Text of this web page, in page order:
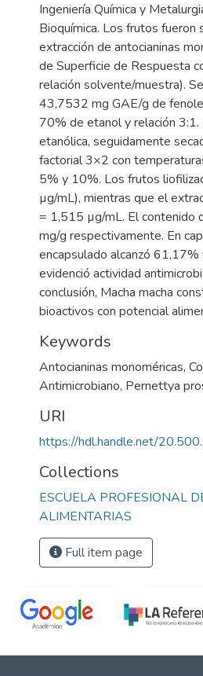
Ingeniería Química y
Bioquímica. Los frutos fueron
extracción de antocianinas
de Superficie de Respuesta
relación solvente/muestra).
43,7532 mg GAE/g de
70% de etanol y relación
etanólica, seguidamente
factorial 3×2 con
5% y 10%. Los frutos
µg/mL), mientras que el
= 1,515 µg/mL. El contenido
mg/g respectivamente. En
encapsulado alcanzó
evidenció actividad
conclusión, Macha macha
bioactivos con potencial
Keywords
Antocianinas monoméricas,
Antimicrobiano, Pernettya
URI
https://hdl.handle.net/
Collections
ESCUELA PROFESIONAL
ALIMENTARIAS
Full item page